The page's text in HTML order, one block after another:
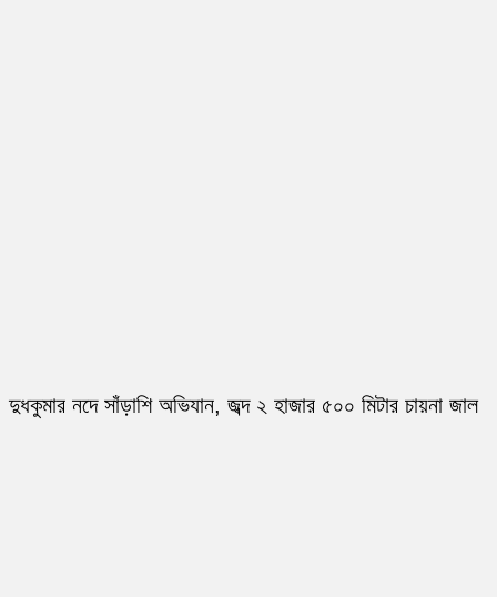
দুধকুমার নদে সাঁড়াশি অভিযান, জব্দ ২ হাজার ৫০০ মিটার চায়না জাল